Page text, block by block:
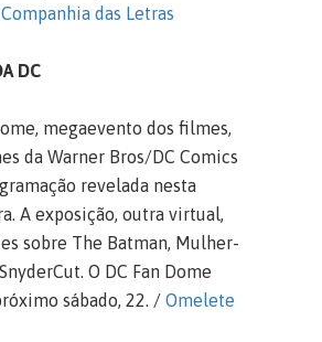
Companhia das Letras
DC
megaevento dos filmes,
da Warner Bros/DC Comics
revelada nesta
A exposição, outra virtual,
sobre The Batman, Mulher-
O DC Fan Dome
sábado, 22. /Omelete